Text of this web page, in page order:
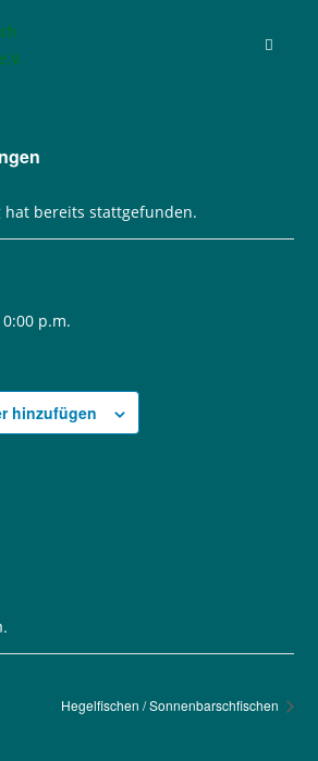
hat bereits stattgefunden.
p.m.
hinzufügen
Hegelfischen / Sonnenbarschfischen